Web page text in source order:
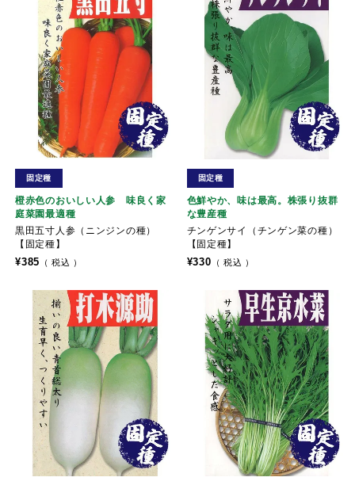
橙赤色のおいしい人参 味良く家
庭菜園最適種
黒田五寸人参（ニンジンの種）
【固定種】
固定種
¥385 税込
色鮮やか、味は最高。株張り抜群
な豊産種
チンゲンサイ（チンゲン菜の種）
【固定種】
固定種
¥330 税込